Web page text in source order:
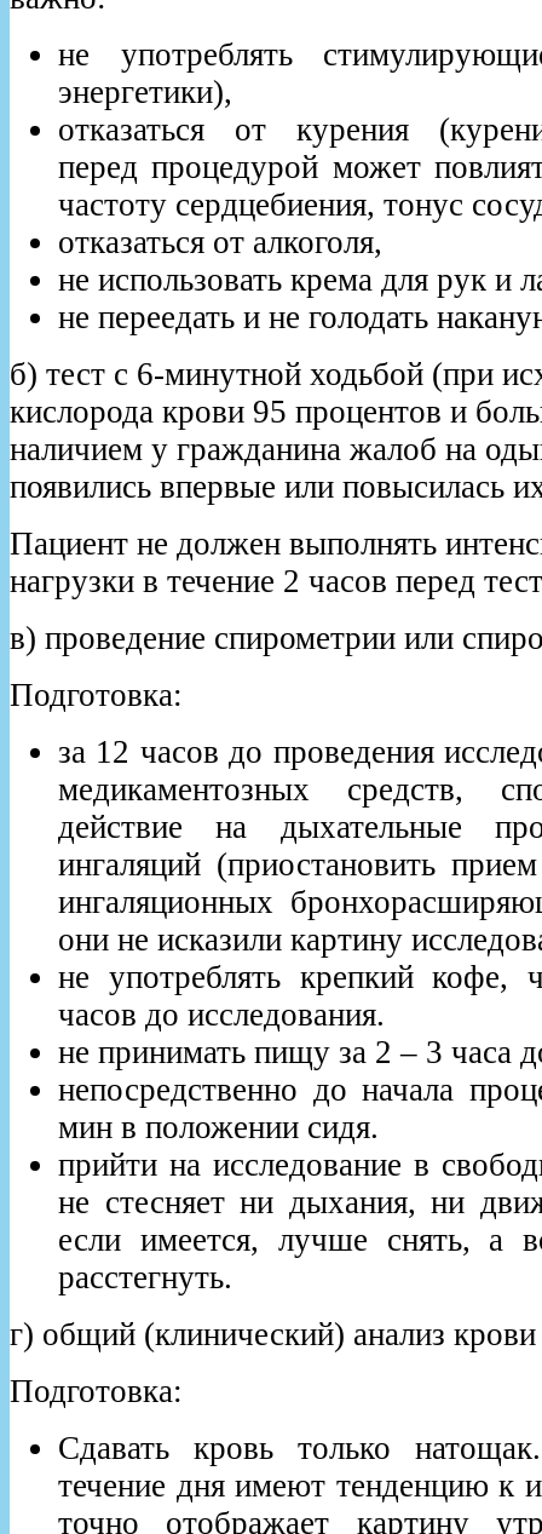
не употреблять
энергетики),
отказаться от курения
перед процедурой может
частоту сердцебиения, тонус
отказаться от алкоголя,
не использовать крема для рук и
не переедать и не голодать
б) тест с 6-минутной ходьбой (при
кислорода крови 95 процентов и
наличием у гражданина жалоб на
появились впервые или повысилась
Пациент не должен выполнять
нагрузки в течение 2 часов перед
в) проведение спирометрии или
Подготовка:
за 12 часов до проведения
медикаментозных средств,
действие на дыхательные
ингаляций (приостановить
ингаляционных
они не исказили картину
не употреблять крепкий кофе,
часов до исследования.
не принимать пищу за 2 – 3 часа
непосредственно до начала
мин в положении сидя.
прийти на исследование в
не стесняет ни дыхания, ни
если имеется, лучше снять, а
расстегнуть.
г) общий (клинический) анализ
Подготовка:
Сдавать кровь только
течение дня имеют тенденцию к
точно отображает картину